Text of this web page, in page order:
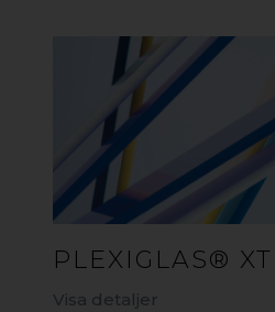
PLEXIGLAS® XT
Visa detaljer